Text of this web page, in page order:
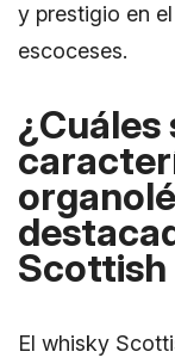
y prestigio en
escoceses.
¿Cuáles
Scottish
El whisky